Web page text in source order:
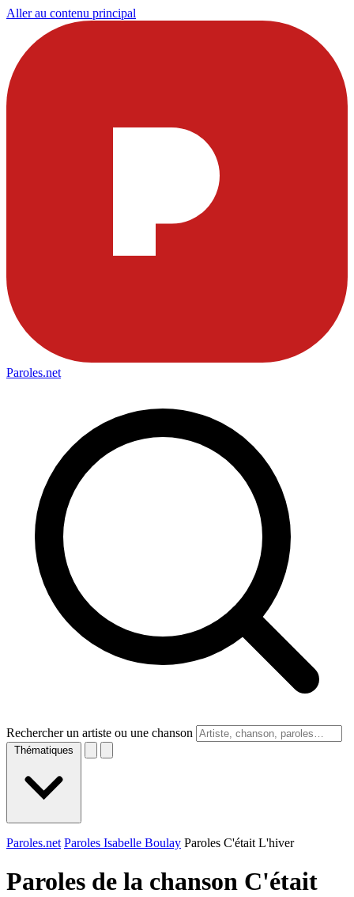
Aller au contenu principal
Paroles.net
Rechercher un artiste ou une chanson
Thématiques
Paroles.net Paroles Isabelle Boulay Paroles C'était L'hiver
Paroles de la chanson C'était